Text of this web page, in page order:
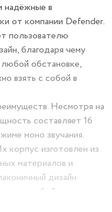
надёжные в
от компании Defender.
пользователю
благодаря чему
обстановке,
взять с собой в
Несмотря на
составляет 16
моно звучания.
корпус изготовлен из
материалов и
дизайн
в любой интерьер и
Питание